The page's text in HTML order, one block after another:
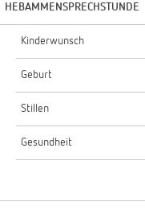
HEBAMMENSPRECHSTUNDE
Kinderwunsch
Geburt
Stillen
Gesundheit